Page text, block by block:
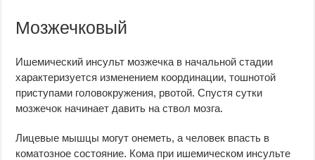
Мозжечковый
Ишемический инсульт мозжечка в начальной стадии
характеризуется изменением координации, тошнотой
приступами головокружения, рвотой. Спустя сутки
мозжечок начинает давить на ствол мозга.
Лицевые мышцы могут онеметь, а человек впасть в
коматозное состояние. Кома при ишемическом инсульте